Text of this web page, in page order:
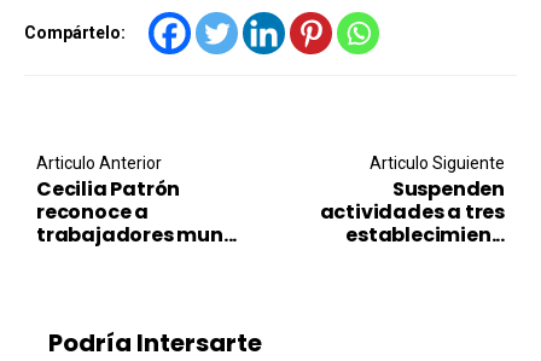
Compártelo:
Post navigation
Articulo Anterior
Cecilia Patrón
reconoce a
trabajadores mun...
Articulo Siguiente
Suspenden
actividades a tres
establecimien...
Podría Intersarte